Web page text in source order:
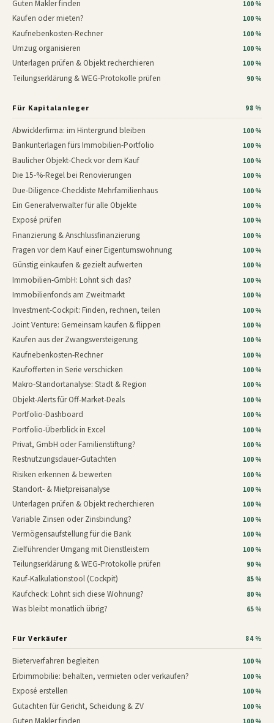
Guten Makler finden 100 %
Kaufen oder mieten? 100 %
Kaufnebenkosten-Rechner 100 %
Umzug organisieren 100 %
Unterlagen prüfen & Objekt recherchieren 100 %
Teilungserklärung & WEG-Protokolle prüfen 90 %
Für Kapitalanleger 98 %
Abwicklerfirma: im Hintergrund bleiben 100 %
Bankunterlagen fürs Immobilien-Portfolio 100 %
Baulicher Objekt-Check vor dem Kauf 100 %
Die 15-%-Regel bei Renovierungen 100 %
Due-Diligence-Checkliste Mehrfamilienhaus 100 %
Ein Generalverwalter für alle Objekte 100 %
Exposé prüfen 100 %
Finanzierung & Anschlussfinanzierung 100 %
Fragen vor dem Kauf einer Eigentumswohnung 100 %
Günstig einkaufen & gezielt aufwerten 100 %
Immobilien-GmbH: Lohnt sich das? 100 %
Immobilienfonds am Zweitmarkt 100 %
Investment-Cockpit: Finden, rechnen, teilen 100 %
Joint Venture: Gemeinsam kaufen & flippen 100 %
Kaufen aus der Zwangsversteigerung 100 %
Kaufnebenkosten-Rechner 100 %
Kaufofferten in Serie verschicken 100 %
Makro-Standortanalyse: Stadt & Region 100 %
Objekt-Alerts für Off-Market-Deals 100 %
Portfolio-Dashboard 100 %
Portfolio-Überblick in Excel 100 %
Privat, GmbH oder Familienstiftung? 100 %
Restnutzungsdauer-Gutachten 100 %
Risiken erkennen & bewerten 100 %
Standort- & Mietpreisanalyse 100 %
Unterlagen prüfen & Objekt recherchieren 100 %
Variable Zinsen oder Zinsbindung? 100 %
Vermögensaufstellung für die Bank 100 %
Zielführender Umgang mit Dienstleistern 100 %
Teilungserklärung & WEG-Protokolle prüfen 90 %
Kauf-Kalkulationstool (Cockpit) 85 %
Kaufcheck: Lohnt sich diese Wohnung? 80 %
Was bleibt monatlich übrig? 65 %
Für Verkäufer 84 %
Bieterverfahren begleiten 100 %
Erbimmobilie: behalten, vermieten oder verkaufen? 100 %
Exposé erstellen 100 %
Gutachten für Gericht, Scheidung & ZV 100 %